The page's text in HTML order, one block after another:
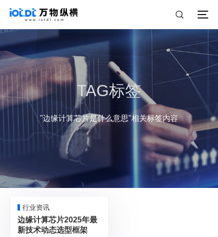
TAG标签
"边缘计算芯片是什么意思"相关标签内容
行业资讯
边缘计算芯片2025年最
新技术动态选型框架